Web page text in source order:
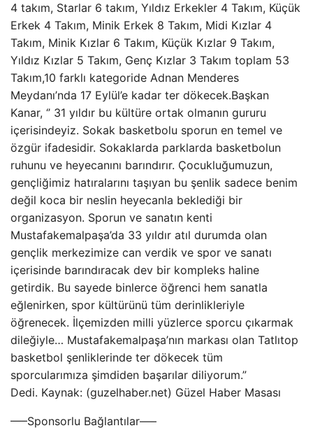
4 takım, Starlar 6 takım, Yıldız Erkekler 4 Takım, Küçük
Erkek 4 Takım, Minik Erkek 8 Takım, Midi Kızlar 4
Takım, Minik Kızlar 6 Takım, Küçük Kızlar 9 Takım,
Yıldız Kızlar 5 Takım, Genç Kızlar 3 Takım toplam 53
Takım,10 farklı kategoride Adnan Menderes
Meydanı’nda 17 Eylül’e kadar ter dökecek.Başkan
Kanar, ‘’ 31 yıldır bu kültüre ortak olmanın gururu
içerisindeyiz. Sokak basketbolu sporun en temel ve
özgür ifadesidir. Sokaklarda parklarda basketbolun
ruhunu ve heyecanını barındırır. Çocukluğumuzun,
gençliğimiz hatıralarını taşıyan bu şenlik sadece benim
değil koca bir neslin heyecanla beklediği bir
organizasyon. Sporun ve sanatın kenti
Mustafakemalpaşa’da 33 yıldır atıl durumda olan
gençlik merkezimize can verdik ve spor ve sanatı
içerisinde barındıracak dev bir kompleks haline
getirdik. Bu sayede binlerce öğrenci hem sanatla
eğlenirken, spor kültürünü tüm derinlikleriyle
öğrenecek. İlçemizden milli yüzlerce sporcu çıkarmak
dileğiyle… Mustafakemalpaşa’nın markası olan Tatlıtop
basketbol şenliklerinde ter dökecek tüm
sporcularımıza şimdiden başarılar diliyorum.”
Dedi. Kaynak: (guzelhaber.net) Güzel Haber Masası
—–Sponsorlu Bağlantılar—–